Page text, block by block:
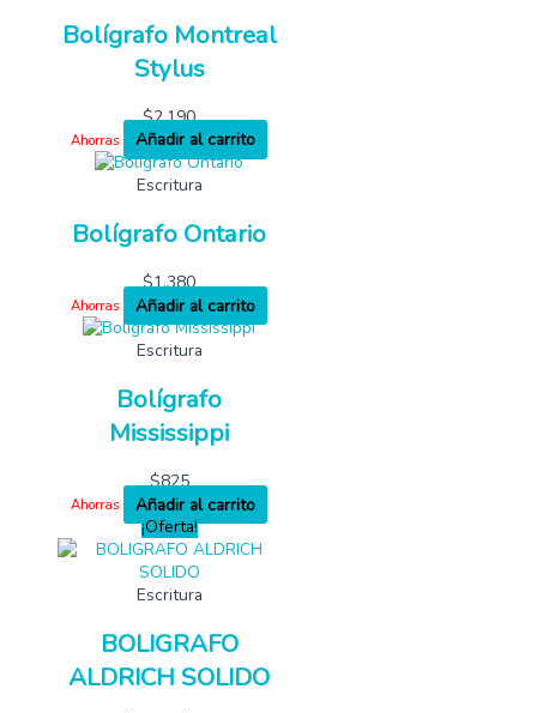
Bolígrafo Montreal
Stylus
$2,190
Ahorras
Añadir al carrito
Escritura
Bolígrafo Ontario
$1,380
Ahorras
Añadir al carrito
Escritura
Bolígrafo
Mississippi
$825
Ahorras
Añadir al carrito
¡Oferta!
Escritura
BOLIGRAFO
ALDRICH SOLIDO